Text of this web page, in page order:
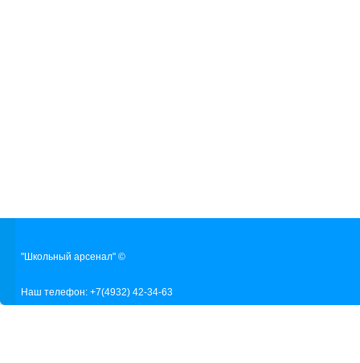
"Школьный арсенал" ©
Наш телефон: +7(4932) 42-34-63